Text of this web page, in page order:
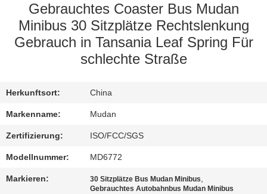
QUALITÄTSKONTROLLE
MIT
UNS
IN
VERBINDUNG
Gebrauchtes Coaster Bus Mudan
Minibus 30 Sitzplätze Rechtslenkung
Gebrauch in Tansania Leaf Spring Für
schlechte Straße
Herkunftsort: China
Markenname: Mudan
Zertifizierung: ISO/FCC/SGS
Modellnummer: MD6772
Markieren: 30 Sitzplätze Bus Mudan Minibus,
Gebrauchtes Autobahnbus Mudan Minibus